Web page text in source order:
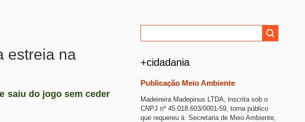
estreia na
saiu do jogo sem ceder
+cidadania
Publicação Meio Ambiente
Madeireira Madepinus LTDA, inscrita sob o
CNPJ nº 45.018.603/0001-59, torna público
que requereu à Secretaria de Meio Ambiente,